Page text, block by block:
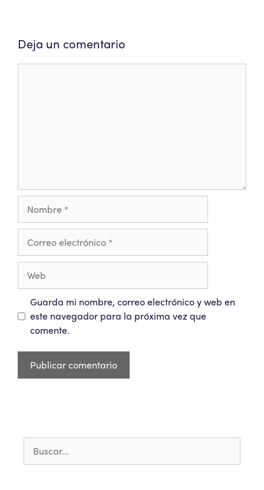
Deja un comentario
Guarda mi nombre, correo electrónico y web en
este navegador para la próxima vez que
comente.